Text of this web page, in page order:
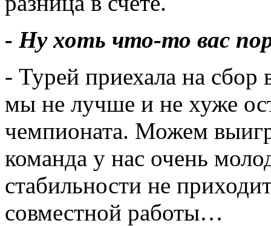
- Ну хоть что-то вас
- Турей приехала на
мы не лучше и не хуже
чемпионата. Можем
команда у нас очень
стабильности не
совместной работы…